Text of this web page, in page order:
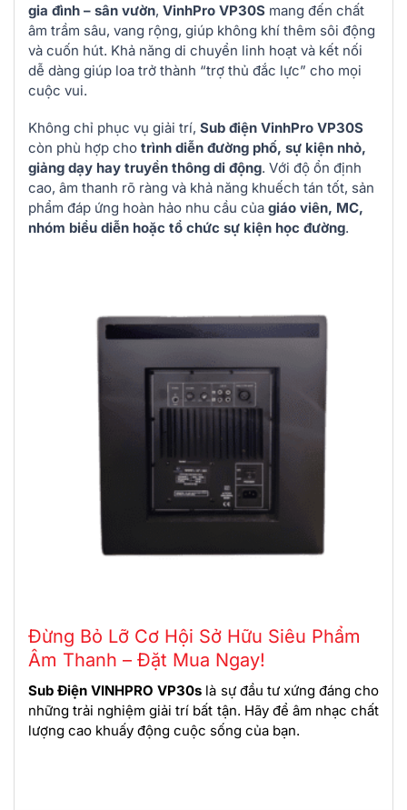
gia đình – sân vườn, VinhPro VP30S mang đến chất
âm trầm sâu, vang rộng, giúp không khí thêm sôi động
và cuốn hút. Khả năng di chuyển linh hoạt và kết nối
dễ dàng giúp loa trở thành “trợ thủ đắc lực” cho mọi
cuộc vui.
Không chỉ phục vụ giải trí, Sub điện VinhPro VP30S
còn phù hợp cho trình diễn đường phố, sự kiện nhỏ,
giảng dạy hay truyền thông di động. Với độ ổn định
cao, âm thanh rõ ràng và khả năng khuếch tán tốt, sản
phẩm đáp ứng hoàn hảo nhu cầu của giáo viên, MC,
nhóm biểu diễn hoặc tổ chức sự kiện học đường.
Đừng Bỏ Lỡ Cơ Hội Sở Hữu Siêu Phẩm
Âm Thanh – Đặt Mua Ngay!
Sub Điện VINHPRO VP30s là sự đầu tư xứng đáng cho
những trải nghiệm giải trí bất tận. Hãy để âm nhạc chất
lượng cao khuấy động cuộc sống của bạn.